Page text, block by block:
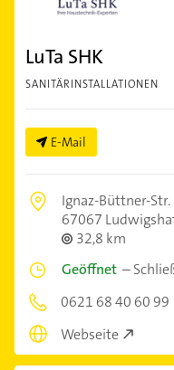
LuTa SHK
SANITÄRINSTALLATIONEN
E-Mail
Ignaz-Büttner-Str.
67067
32,8 km
Geöffnet –
0621 68 40 60 99
Webseite